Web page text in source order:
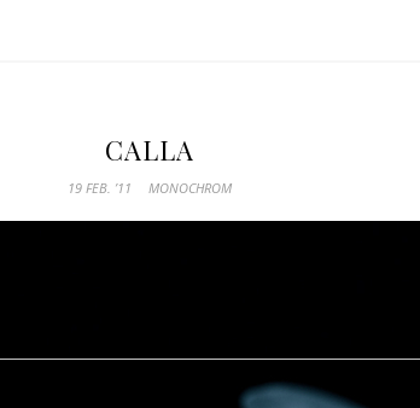
CALLA
19 FEB. ’11 MONOCHROM